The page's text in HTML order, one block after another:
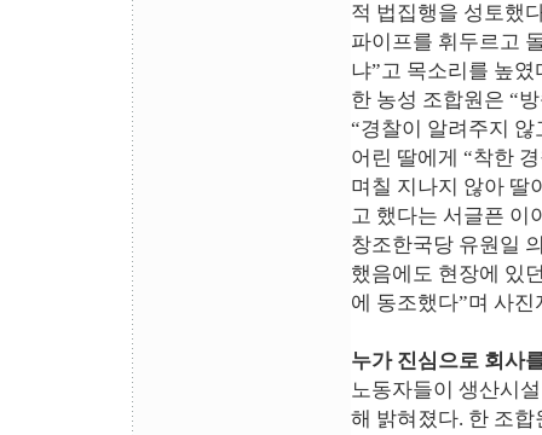
적 법집행을 성토했
파이프를 휘두르고
냐”고 목소리를 높였
한 농성 조합원은 “
“경찰이 알려주지
어린 딸에게 “착한
며칠 지나지 않아 딸
고 했다는 서글픈 이
창조한국당 유원일
했음에도 현장에 있
에 동조했다”며 사
누가 진심으로 회사
노동자들이 생산시
해 밝혀졌다. 한 조